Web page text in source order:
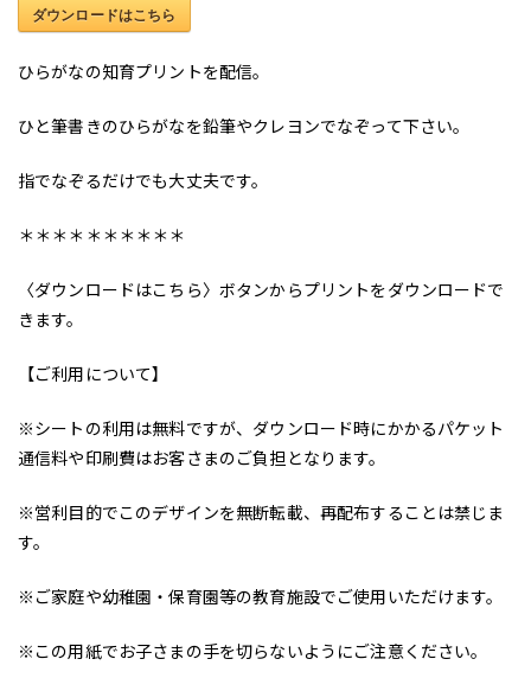
ダウンロードはこちら
ひらがなの知育プリントを配信。
ひと筆書きのひらがなを鉛筆やクレヨンでなぞって下さい。
指でなぞるだけでも大丈夫です。
＊＊＊＊＊＊＊＊＊＊
〈ダウンロードはこちら〉ボタンからプリントをダウンロードで
きます。
【ご利用について】
※シートの利用は無料ですが、ダウンロード時にかかるパケット
通信料や印刷費はお客さまのご負担となります。
※営利目的でこのデザインを無断転載、再配布することは禁じま
す。
※ご家庭や幼稚園・保育園等の教育施設でご使用いただけます。
※この用紙でお子さまの手を切らないようにご注意ください。